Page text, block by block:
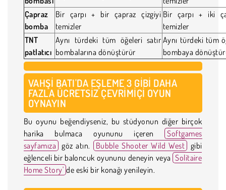
Çapraz
bomba
Bir çarpı + bir çapraz çizgiyi
temizler
Bir çarpı + iki
temizler
TNT
patlatıcı
Aynı türdeki tüm öğeleri satır
bombalarına dönüştürür
Aynı türdeki tüm
bombaya
VAHŞI BATI'DA EŞLEME 3 GIBI DAHA
FAZLA ÜCRETSIZ ÇEVRIMIÇI OYUN
OYNAYIN
Bu oyunu beğendiyseniz, bu stüdyonun diğer birçok
harika bulmaca oyununu içeren Softgames
sayfamıza göz atın. Bubble Shooter Wild West gibi
eğlenceli bir baloncuk oyununu deneyin veya Solitaire
Home Story' de eski bir konağı yenileyin.